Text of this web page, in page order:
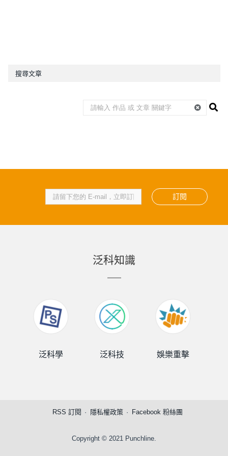
搜尋文章
訂閱
泛科知識
泛科學 泛科技 娛樂重擊
RSS 訂閱 隱私權政策 Facebook 粉絲團
Copyright © 2021 Punchline.